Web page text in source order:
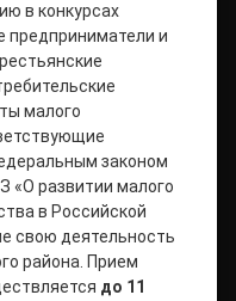
в конкурсах
предприниматели и
малого
законом
«О развитии малого
в Российской
свою деятельность
района. Прием
до 11